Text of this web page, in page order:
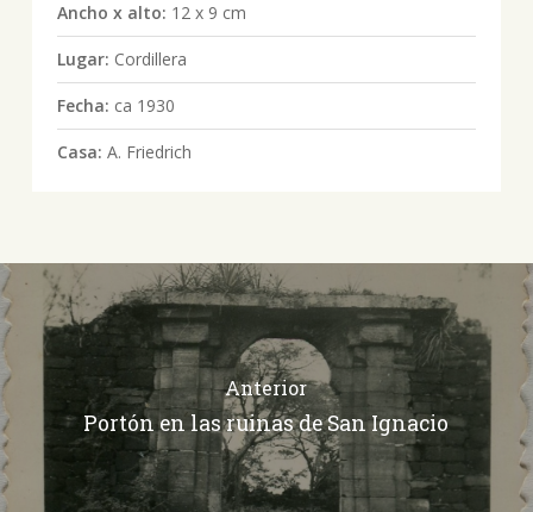
Ancho x alto: 12 x 9 cm
Lugar: Cordillera
Fecha: ca 1930
Casa: A. Friedrich
Anterior
Portón en las ruinas de San Ignacio